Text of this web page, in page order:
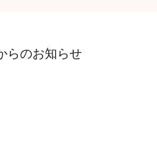
らのお知らせ